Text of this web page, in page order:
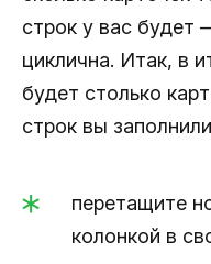
строк у вас будет
циклична. Итак, в
будет столько
строк вы
перетащите
колонкой в